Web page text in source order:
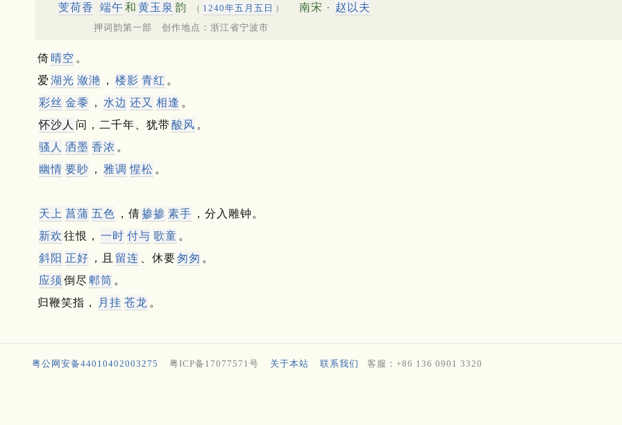
芰荷香 端午和 黄玉泉 韵 （ 1240年五月五日 ） 南宋 · 赵以夫
押词韵第一部 创作地点：浙江省宁波市
倚 晴空 。
爱 湖光 潋滟 ， 楼影 青红 。
彩丝 金黍 ， 水边 还又 相逢 。
怀沙人 问，二千年、犹带酸风 。
骚人 洒墨 香浓 。
幽情 要眇 ， 雅调 惺松 。
天上 菖蒲 五色 ，倩掺掺 素手 ，分入雕钟。
新欢 往恨， 一时 付与 歌童 。
斜阳 正好 ，且 留连 、休要匆匆 。
应须 倒尽 郫筒 。
归鞭笑指，
月挂 苍龙 。
粤公网安备44010402003275 粤ICP备17077571号 关于本站 联系我们 客服：+86 136 0901 3320